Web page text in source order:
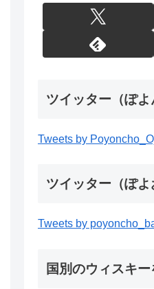
ツイッター（ぽよ
Tweets by
ツイッター（ぽよ
Tweets by
国別のウィスキ